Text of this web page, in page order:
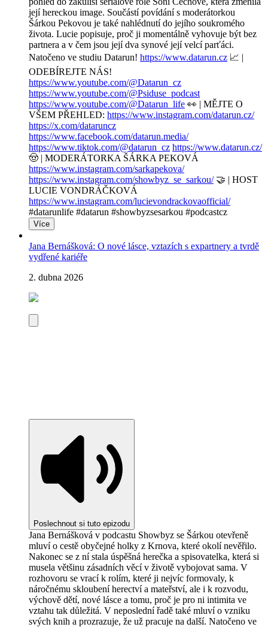
její hereckou image. Součástí povídání s moderátorkou
Šárkou Pekovou je také nahlédnutí do jejího soukromého
života. Lucie popisuje, proč ji momentálně vyhovuje být bez
partnera a v čem jsou její dva synové její velcí parťáci.
Natočeno ve studiu Datarun! https://www.datarun.cz 📈 |
ODEBÍREJTE NÁS!
https://www.youtube.com/@Datarun_cz
https://www.youtube.com/@Psiduse_podcast
https://www.youtube.com/@Datarun_life 👀 | MĚJTE O
VŠEM PŘEHLED: https://www.instagram.com/datarun.cz/
https://x.com/dataruncz
https://www.facebook.com/datarun.media/
https://www.tiktok.com/@datarun_cz https://www.datarun.cz/
🤠 | MODERÁTORKA ŠÁRKA PEKOVÁ
https://www.instagram.com/sarkapekova/
https://www.instagram.com/showbyz_se_sarkou/🤝 | HOST
LUCIE VONDRÁČKOVÁ
https://www.instagram.com/lucievondrackovaofficial/
#datarunlife #datarun #showbyzsesarkou #podcastcz
Více
Jana Bernášková: O nové lásce, vztazích s expartnery a tvrdě
vydřené kariéře
2. dubna 2026
Poslechnout si tuto epizodu
Jana Bernášková v podcastu Showbyz se Šárkou otevřeně
mluví o cestě obyčejné holky z Krnova, které okolí nevěřilo.
Nakonec se z ní stala úspěšná herečka a spisovatelka, která si
musela většinu zásadních věcí v životě vybojovat sama. V
rozhovoru se vrací k rolím, které ji nejvíc formovaly, k
náročnému skloubení herectví a mateřství, ale i k rozvodu,
výchově dětí, nové lásce a tomu, proč je pro ni intimita ve
vztahu tak důležitá. V neposlední řadě také mluví o vzniku
svých knih a prozrazuje, že už pracuje na další. Natočeno ve